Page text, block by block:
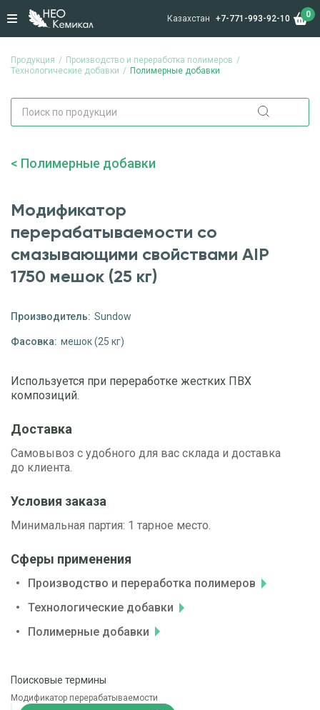
Казахстан +7-771-993-92-10 0
Продукция
Производство и переработка полимеров
Технологические добавки
Полимерные добавки
Полимерные добавки
Модификатор
перерабатываемости со
смазывающими свойствами AIP
1750 мешок (25 кг)
Производитель: Sundow
Фасовка: мешок (25 кг)
Используется при переработке жестких ПВХ
композиций.
Доставка
Самовывоз с удобного для вас склада и доставка
до клиента.
Условия заказа
Минимальная партия: 1 тарное место.
Сферы применения
Производство и переработка полимеров
Технологические добавки
Полимерные добавки
Поисковые термины
Модификатор перерабатываемости